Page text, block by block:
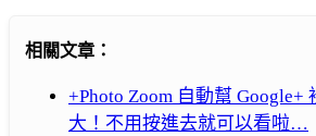
相關文章：
+Photo Zoom 自動幫 Google+
大！不用按進去就可以看啦…